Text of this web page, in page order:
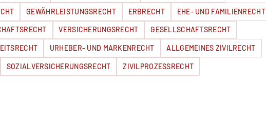
GEWÄHRLEISTUNGSRECHT ERBRECHT EHE- UND FAMILIENRECHT
VERSICHERUNGSRECHT GESELLSCHAFTSRECHT
URHEBER- UND MARKENRECHT ALLGEMEINES ZIVILRECHT
SOZIALVERSICHERUNGSRECHT ZIVILPROZESSRECHT